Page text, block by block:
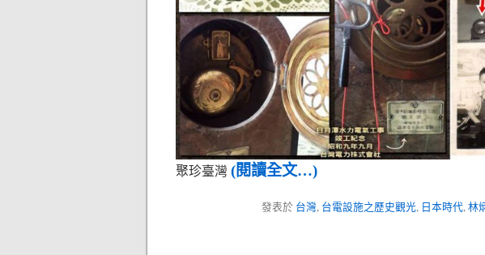
聚珍臺灣 (閱讀全文…)
發表於 台灣, 台電設施之歷史觀光, 日本時代, 林